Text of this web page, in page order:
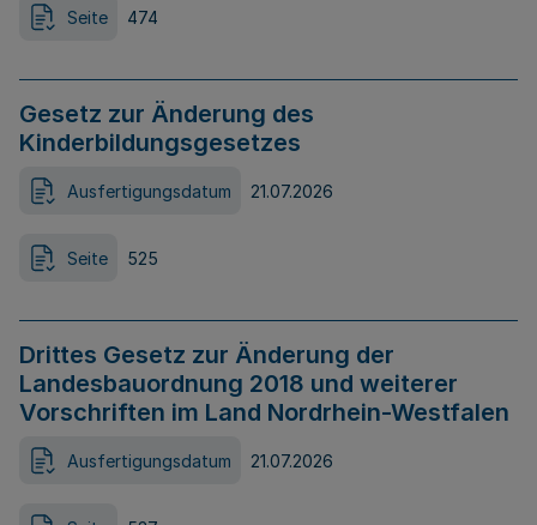
Seite 474
Gesetz zur Änderung des
Kinderbildungsgesetzes
Ausfertigungsdatum 21.07.2026
Seite 525
Drittes Gesetz zur Änderung der
Landesbauordnung 2018 und weiterer
Vorschriften im Land Nordrhein-Westfalen
Ausfertigungsdatum 21.07.2026